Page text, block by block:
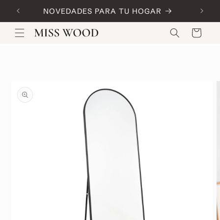
Skip to
content NOVEDADES PARA TU HOGAR
Cart
product
information